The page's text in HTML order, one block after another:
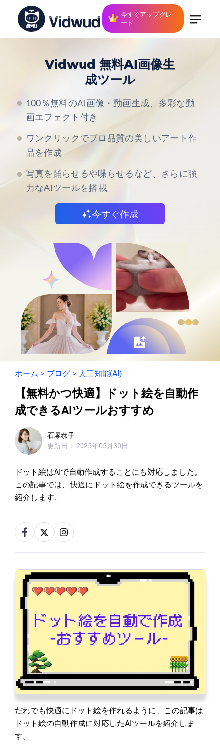
今すぐアップグレ
ード
Vidwud 無料AI画像生
成ツール
100％無料のAI画像・動画生成、多彩な動
画エフェクト付き
ワンクリックでプロ品質の美しいアート作
品を作成
写真を踊らせるや喋らせるなど、さらに強
力なAIツールを搭載
今すぐ作成
ホーム > ブログ > 人工知能(AI)
【無料かつ快適】ドット絵を自動作
成できるAIツールおすすめ
石塚恭子
更新日： 2025年05月30日
ドット絵はAIで自動作成することにも対応しました。
この記事では、快適にドット絵を作成できるツールを
紹介します。
だれでも快適にドット絵を作れるように、この記事は
ドット絵の自動作成に対応したAIツールを紹介しま
す。